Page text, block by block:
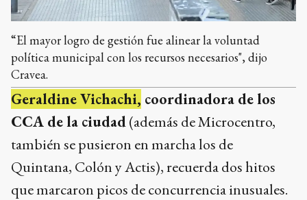
“El mayor logro de gestión fue alinear la voluntad
política municipal con los recursos necesarios", dijo
Cravea.
Geraldine Vichachi, coordinadora de los
CCA de la ciudad(además de Microcentro,
también se pusieron en marcha los de
Quintana, Colón y Actis), recuerda dos hitos
que marcaron picos de concurrencia inusuales.